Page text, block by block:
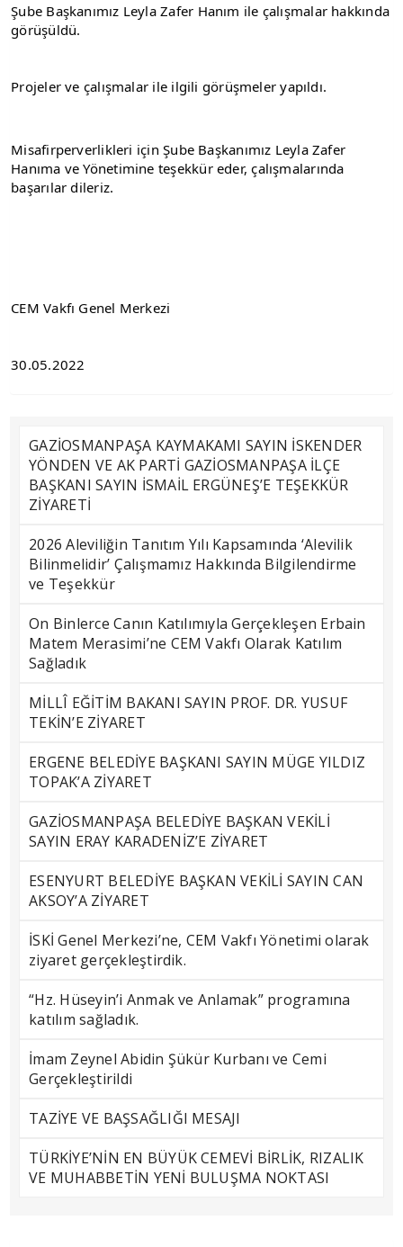
Şube Başkanımız Leyla Zafer Hanım ile çalışmalar hakkında
görüşüldü.
Projeler ve çalışmalar ile ilgili görüşmeler yapıldı.
Misafirperverlikleri için Şube Başkanımız Leyla Zafer
Hanıma ve Yönetimine teşekkür eder, çalışmalarında
başarılar dileriz.
CEM Vakfı Genel Merkezi
30.05.2022
GAZİOSMANPAŞA KAYMAKAMI SAYIN İSKENDER
YÖNDEN VE AK PARTİ GAZİOSMANPAŞA İLÇE
BAŞKANI SAYIN İSMAİL ERGÜNEŞ’E TEŞEKKÜR
ZİYARETİ
2026 Aleviliğin Tanıtım Yılı Kapsamında ‘Alevilik
Bilinmelidir’ Çalışmamız Hakkında Bilgilendirme
ve Teşekkür
On Binlerce Canın Katılımıyla Gerçekleşen Erbain
Matem Merasimi’ne CEM Vakfı Olarak Katılım
Sağladık
MİLLÎ EĞİTİM BAKANI SAYIN PROF. DR. YUSUF
TEKİN’E ZİYARET
ERGENE BELEDİYE BAŞKANI SAYIN MÜGE YILDIZ
TOPAK’A ZİYARET
GAZİOSMANPAŞA BELEDİYE BAŞKAN VEKİLİ
SAYIN ERAY KARADENİZ’E ZİYARET
ESENYURT BELEDİYE BAŞKAN VEKİLİ SAYIN CAN
AKSOY’A ZİYARET
İSKİ Genel Merkezi’ne, CEM Vakfı Yönetimi olarak
ziyaret gerçekleştirdik.
“Hz. Hüseyin’i Anmak ve Anlamak” programına
katılım sağladık.
İmam Zeynel Abidin Şükür Kurbanı ve Cemi
Gerçekleştirildi
TAZİYE VE BAŞSAĞLIĞI MESAJI
TÜRKİYE’NİN EN BÜYÜK CEMEVİ BİRLİK, RIZALIK
VE MUHABBETİN YENİ BULUŞMA NOKTASI